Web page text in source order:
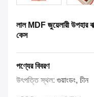
লাল MDF জুয়েলারী উপহার
কেস
পণ্যের বিবরণ
উৎপত্তি স্থল: গুয়াংডং, চীন